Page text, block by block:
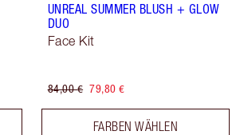
UNREAL SUMMER BLUSH + GLOW
DUO
Face Kit
84,00 € 79,80 €
FARBEN WÄHLEN